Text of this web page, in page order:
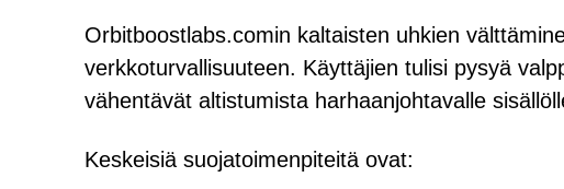
Orbitboostlabs.comin kaltaisten uhkien
verkkoturvallisuuteen. Käyttäjien tulisi pysyä
vähentävät altistumista harhaanjohtavalle
Keskeisiä suojatoimenpiteitä ovat: